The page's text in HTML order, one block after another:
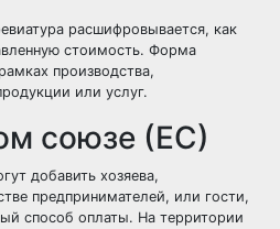
расшифровывается, как
стоимость. Форма
производства,
или услуг.
союзе (ЕС)
добавить хозяева,
предпринимателей, или гости,
способ оплаты. На территории